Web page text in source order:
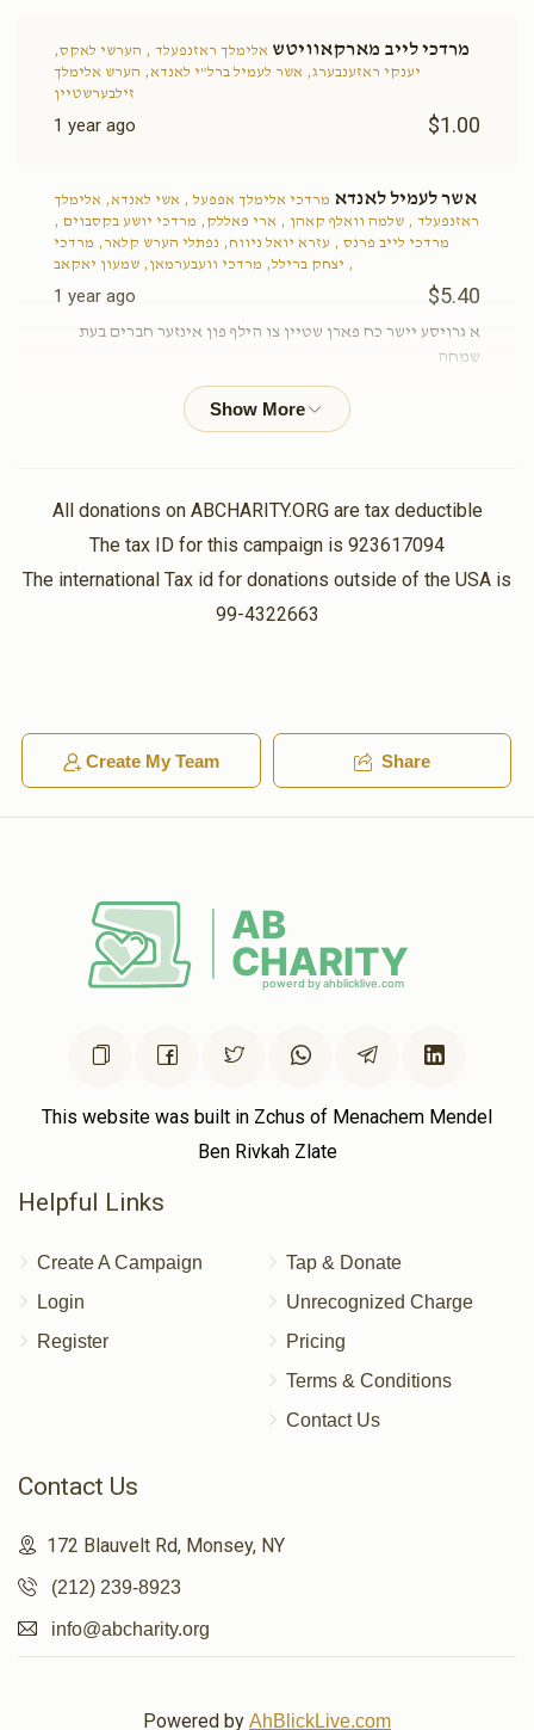
מרדכי לייב מארקאוויטש אלימלך ראזנפעלד , הערשי לאקס,
יענקי ראזענבערג, אשר לעמיל ברל"י לאנדא, הערש אלימלך
זילבערשטיין
1 year ago $1.00
אשר לעמיל לאנדא מרדכי אלימלך אפפעל , אשי לאנדא, אלימלך
ראזנפעלד , שלמה וואלף קאהן , ארי פאללק, מרדכי יושע בקסבוים ,
מרדכי לייב פרנס , עזרא יואל ניווח, נפתלי הערש קלאר, מרדכי
יצחק ברילל, מרדכי וועבערמאן, שמעון יאקאב ,
1 year ago $5.40
א גרויסע יישר כח פארן שטיין צו הילף פון אינזער חברים בעת
שמחה
מיין געוועזענע חבר ישראל פאגעל
חברים החשובים
$7.00
יעקב הערש פריעדמאן הערש אלימלך זילבערשטיין
1 year ago
All donations on ABCHARITY.ORG are tax deductible
The tax ID for this campaign is 923617094
The international Tax id for donations outside of the USA is
99-4322663
Create My Team Share
This website was built in Zchus of Menachem Mendel
Ben Rivkah Zlate
Helpful Links
Create A Campaign
Login
Register
Tap & Donate
Unrecognized Charge
Pricing
Terms & Conditions
Contact Us
Contact Us
172 Blauvelt Rd, Monsey, NY
(212) 239-8923
info@abcharity.org
Powered by AhBlickLive.com